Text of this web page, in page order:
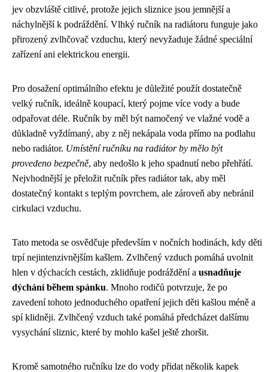
jev obzvláště citlivé, protože jejich sliznice jsou jemnější a
náchylnější k podráždění. Vlhký ručník na radiátoru funguje jako
přirozený zvlhčovač vzduchu, který nevyžaduje žádné speciální
zařízení ani elektrickou energii.
Pro dosažení optimálního efektu je důležité použít dostatečně
velký ručník, ideálně koupací, který pojme více vody a bude
odpařovat déle. Ručník by měl být namočený ve vlažné vodě a
důkladně vyždímaný, aby z něj nekápala voda přímo na podlahu
nebo radiátor. Umístění ručníku na radiátor by mělo být
provedeno bezpečně, aby nedošlo k jeho spadnutí nebo přehřátí.
Nejvhodnější je přeložit ručník přes radiátor tak, aby měl
dostatečný kontakt s teplým povrchem, ale zároveň aby nebránil
cirkulaci vzduchu.
Tato metoda se osvědčuje především v nočních hodinách, kdy děti
trpí nejintenzivnějším kašlem. Zvlhčený vzduch pomáhá uvolnit
hlen v dýchacích cestách, zklidňuje podráždění a usnadňuje
dýchání během spánku. Mnoho rodičů potvrzuje, že po
zavedení tohoto jednoduchého opatření jejich děti kašlou méně a
spí klidněji. Zvlhčený vzduch také pomáhá předcházet dalšímu
vysychání sliznic, které by mohlo kašel ještě zhoršit.
Kromě samotného ručníku lze do vody přidat několik kapek